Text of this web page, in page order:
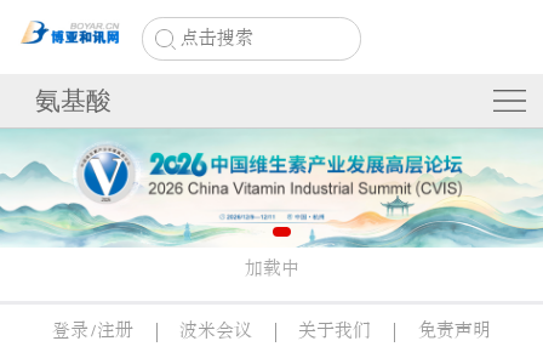
点击搜索
氨基酸
加载中
登录/注册 波米会议 关于我们 免责声明